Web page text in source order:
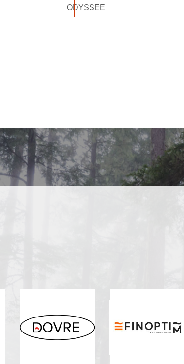
ODYSSEE